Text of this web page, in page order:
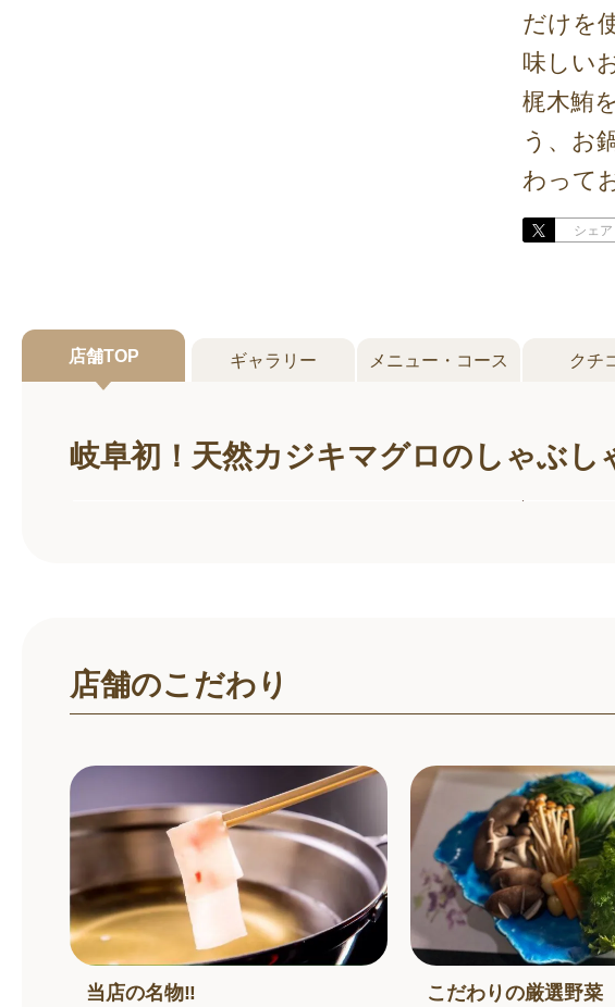
だけを
味しい
梶木鮪
う、お
わって
シェア
店舗TOP ギャラリー メニュー・コース クチ
岐阜初！天然カジキマグロのしゃぶし
店舗のこだわり
当店の名物‼ こだわりの厳選野菜